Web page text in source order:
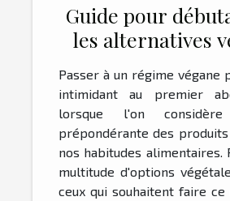
Guide pour
les alternatives
aux produits
Passer à un régime végane
intimidant au premier
lorsque l'on
prépondérante des
nos habitudes alimentaires.
multitude d'options
ceux qui souhaitent faire ce